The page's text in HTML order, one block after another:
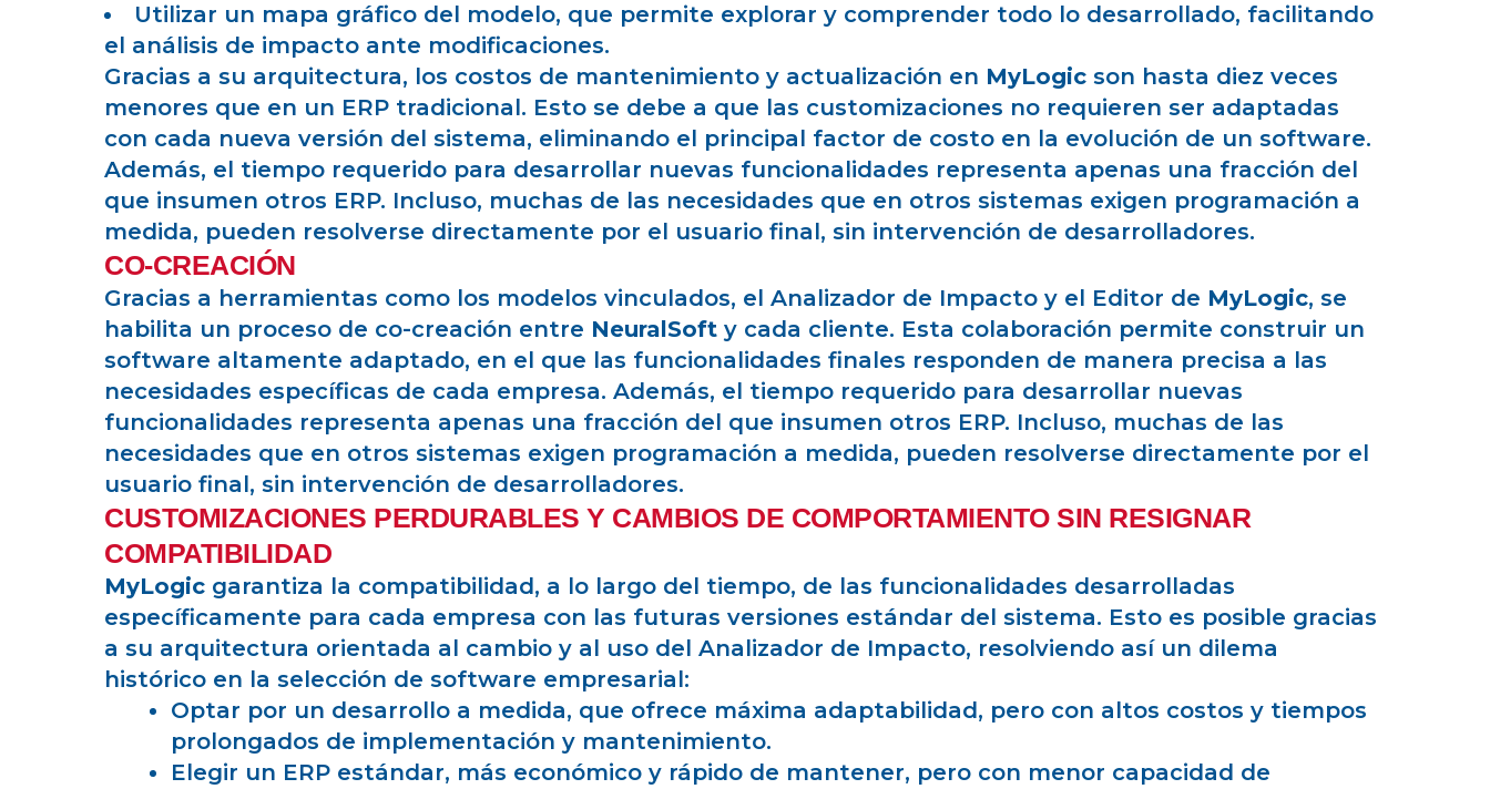
Utilizar un mapa gráfico del modelo, que permite explorar y comprender todo lo desarrollado, facilitando
el análisis de impacto ante modificaciones.
Gracias a su arquitectura, los costos de mantenimiento y actualización en MyLogic son hasta diez veces
menores que en un ERP tradicional. Esto se debe a que las customizaciones no requieren ser adaptadas
con cada nueva versión del sistema, eliminando el principal factor de costo en la evolución de un software.
Además, el tiempo requerido para desarrollar nuevas funcionalidades representa apenas una fracción del
que insumen otros ERP. Incluso, muchas de las necesidades que en otros sistemas exigen programación a
medida, pueden resolverse directamente por el usuario final, sin intervención de desarrolladores.
CO-CREACIÓN
Gracias a herramientas como los modelos vinculados, el Analizador de Impacto y el Editor de MyLogic, se
habilita un proceso de co-creación entre NeuralSoft y cada cliente. Esta colaboración permite construir un
software altamente adaptado, en el que las funcionalidades finales responden de manera precisa a las
necesidades específicas de cada empresa. Además, el tiempo requerido para desarrollar nuevas
funcionalidades representa apenas una fracción del que insumen otros ERP. Incluso, muchas de las
necesidades que en otros sistemas exigen programación a medida, pueden resolverse directamente por el
usuario final, sin intervención de desarrolladores.
CUSTOMIZACIONES PERDURABLES Y CAMBIOS DE COMPORTAMIENTO SIN RESIGNAR
COMPATIBILIDAD
MyLogic garantiza la compatibilidad, a lo largo del tiempo, de las funcionalidades desarrolladas
específicamente para cada empresa con las futuras versiones estándar del sistema. Esto es posible gracias
a su arquitectura orientada al cambio y al uso del Analizador de Impacto, resolviendo así un dilema
histórico en la selección de software empresarial:
Optar por un desarrollo a medida, que ofrece máxima adaptabilidad, pero con altos costos y tiempos
prolongados de implementación y mantenimiento.
Elegir un ERP estándar, más económico y rápido de mantener, pero con menor capacidad de